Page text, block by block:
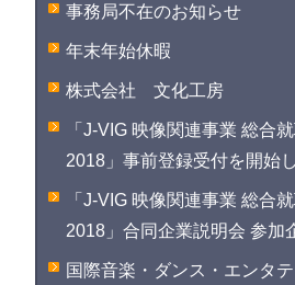
事務局不在のお知らせ
年末年始休暇
株式会社 文化工房
「J-VIG 映像関連事業 総合
2018」事前登録受付を開始
「J-VIG 映像関連事業 総合
2018」合同企業説明会 参加
国際音楽・ダンス・エンタ